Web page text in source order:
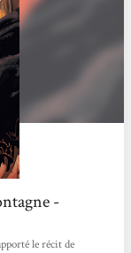
-
le récit de